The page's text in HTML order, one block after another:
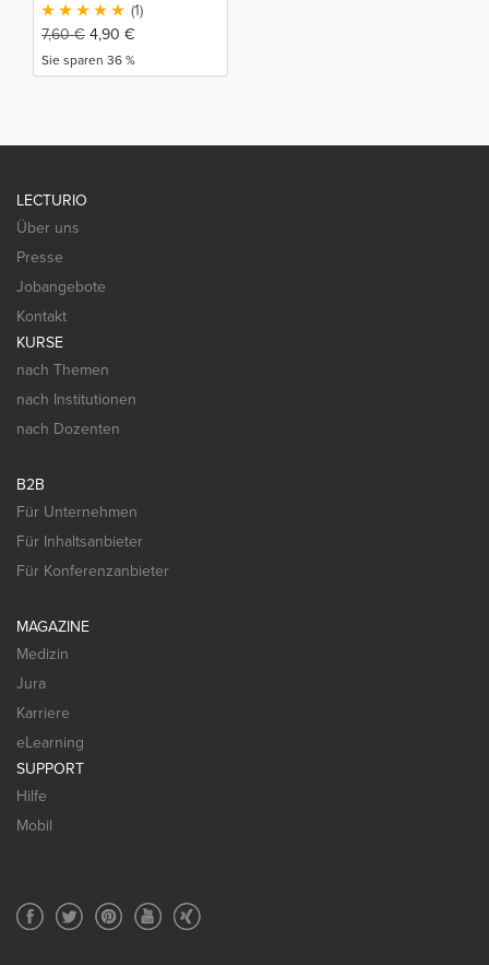
(1)
7,60€ 4,90 €
Sie sparen 36 %
LECTURIO
Über uns
Presse
Jobangebote
Kontakt
KURSE
nach Themen
nach Institutionen
nach Dozenten
B2B
Für Unternehmen
Für Inhaltsanbieter
Für Konferenzanbieter
MAGAZINE
Medizin
Jura
Karriere
eLearning
SUPPORT
Hilfe
Mobil